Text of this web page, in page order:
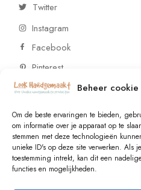
Beheer cookie
Om de beste ervaringen te bieden,
om informatie over je apparaat op te
stemmen met deze technologieën
unieke ID's op deze site verwerken. Als
toestemming intrekt, kan dit een
functies en mogelijkheden.
Twitter
Instagram
Facebook
Pinterest
CONTACT
Vragen of wensen? Neem
+31 (0)6 229 021 29